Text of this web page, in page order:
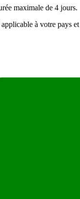
maximale de 4 jours.
à votre pays